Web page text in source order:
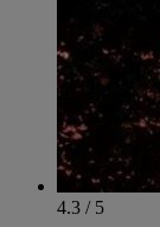
4.3 / 5